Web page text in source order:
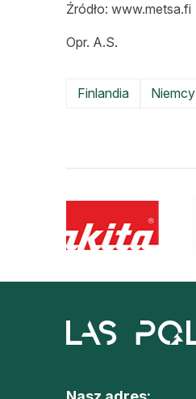
Źródło: www.metsa.fi
Opr. A.S.
Finlandia Niemcy